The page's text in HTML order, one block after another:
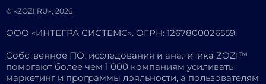
© «ZOZI.RU», 2026
ООО «ИНТЕГРА СИСТЕМС». ОГРН: 1267800026559.
Собственное ПО, исследования и аналитика ZOZI™
помогают более чем 1 000 компаниям усиливать
маркетинг и программы лояльности, а пользователям